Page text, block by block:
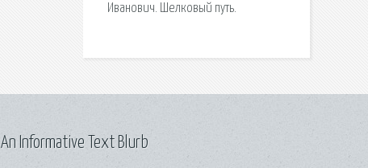
Иванович. Шелковый путь.
An Informative Text Blurb